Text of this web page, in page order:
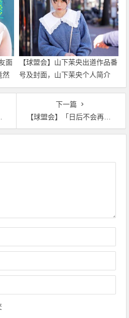
面
然
【球盟会】山下茉央出道作品番
号及封面，山下茉央个人简介
下一篇
【球盟会】「日后不会再见了⋯」有神乳之称的她引退！